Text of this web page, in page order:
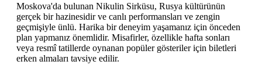
Moskova'da bulunan Nikulin Sirküsu, Rusya kültürünün
gerçek bir hazinesidir ve canlı performansları ve zengin
geçmişiyle ünlü. Harika bir deneyim yaşamanız için önceden
plan yapmanız önemlidir. Misafirler, özellikle hafta sonları
veya resmî tatillerde oynanan popüler gösteriler için biletleri
erken almaları tavsiye edilir.